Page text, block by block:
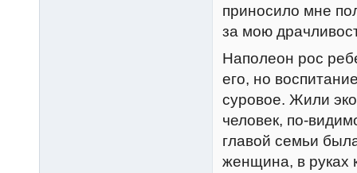
приносило мне
за мою
Наполеон рос
его, но
суровое. Жили
человек, по-
главой семьи
женщина, в руках